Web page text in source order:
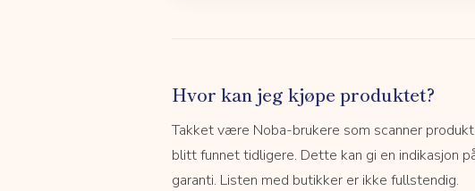
Hvor kan jeg kjøpe produktet?
Takket være Noba-brukere som scanner
blitt funnet tidligere. Dette kan gi en indikasjon
garanti. Listen med butikker er ikke fullstendig.